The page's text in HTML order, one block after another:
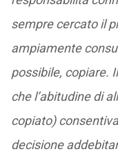
sempre cercato il
ampiamente
possibile, copiare.
che l’abitudine di
copiato)
decisione